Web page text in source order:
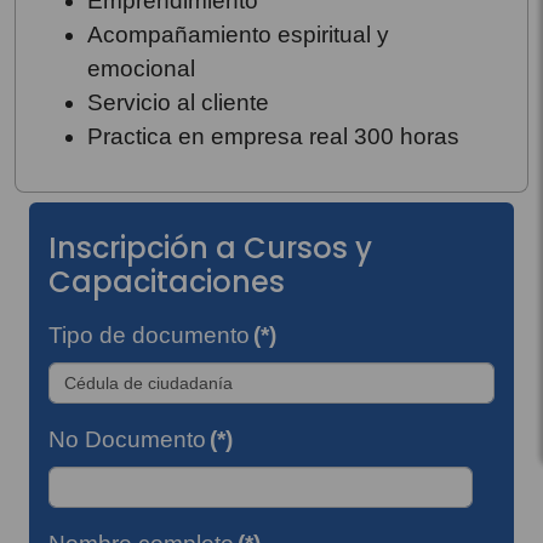
Acompañamiento espiritual y
emocional
Servicio al cliente
Practica en empresa real 300 horas
Inscripción a Cursos y
Capacitaciones
Tipo de documento (*)
No Documento (*)